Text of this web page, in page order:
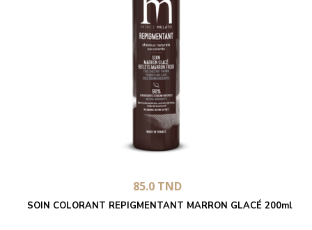
SOIN COLORANT REPIGMENTANT MARRON GLACÉ 200ml
85.0TND